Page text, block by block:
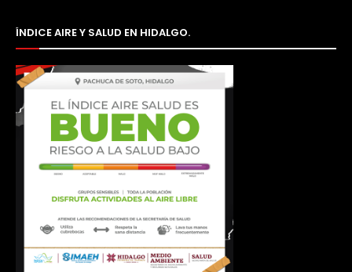
ÍNDICE AIRE Y SALUD EN HIDALGO.